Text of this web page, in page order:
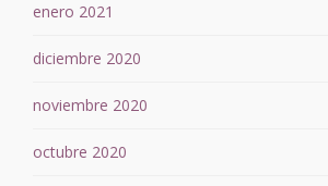
enero 2021
diciembre 2020
noviembre 2020
octubre 2020